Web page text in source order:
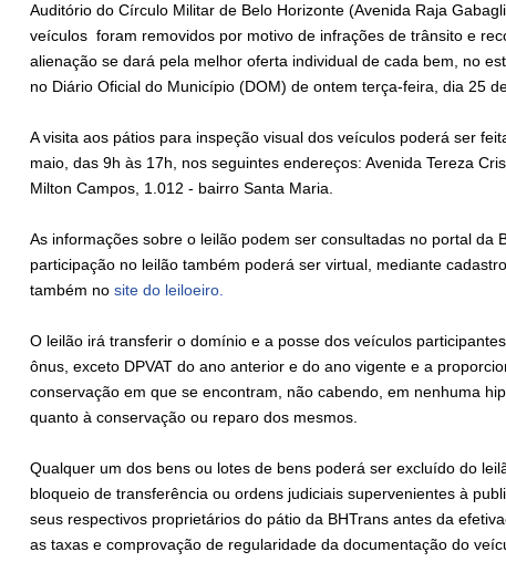
Auditório do Círculo Militar de Belo Horizonte (Avenida Raja
veículos foram removidos por motivo de infrações de trânsito e
alienação se dará pela melhor oferta individual de cada bem, no
no Diário Oficial do Município (DOM) de ontem terça-feira, dia 25
A visita aos pátios para inspeção visual dos veículos poderá ser
maio, das 9h às 17h, nos seguintes endereços: Avenida Tereza
Milton Campos, 1.012 - bairro Santa Maria.
As informações sobre o leilão podem ser consultadas no portal da
participação no leilão também poderá ser virtual, mediante
também no site do leiloeiro.
O leilão irá transferir o domínio e a posse dos veículos
ônus, exceto DPVAT do ano anterior e do ano vigente e a
conservação em que se encontram, não cabendo, em nenhuma
quanto à conservação ou reparo dos mesmos.
Qualquer um dos bens ou lotes de bens poderá ser excluído do
bloqueio de transferência ou ordens judiciais supervenientes à
seus respectivos proprietários do pátio da BHTrans antes da
as taxas e comprovação de regularidade da documentação do